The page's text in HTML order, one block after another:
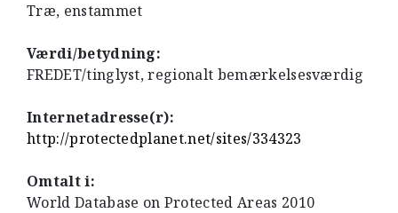
Træ, enstammet
Værdi/betydning:
FREDET/tinglyst, regionalt bemærkelsesværdig
Internetadresse(r):
http://protectedplanet.net/sites/334323
Omtalt i:
World Database on Protected Areas 2010